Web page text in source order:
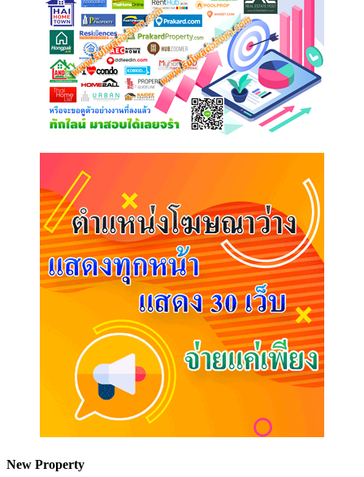
New Property